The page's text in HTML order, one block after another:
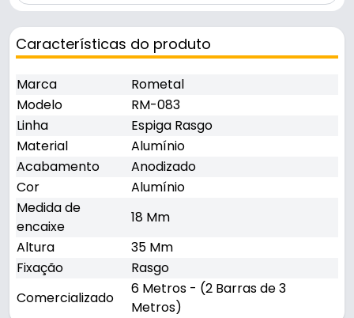
Características do produto
Marca
Rometal
Modelo
RM-083
Linha
Espiga Rasgo
Material
Alumínio
Acabamento
Anodizado
Cor
Alumínio
Medida de
encaixe
18 Mm
Altura
35 Mm
Fixação
Rasgo
Comercializado
6 Metros - (2 Barras de 3
Metros)